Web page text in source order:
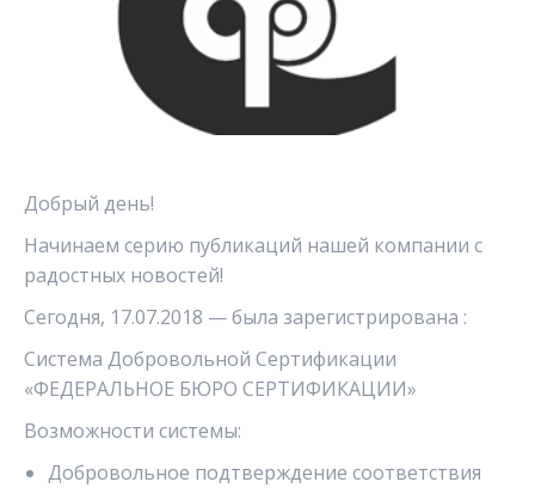
Добрый день!
Начинаем серию публикаций нашей компании с
радостных новостей!
Сегодня, 17.07.2018 — была зарегистрирована :
Система Добровольной Сертификации
«ФЕДЕРАЛЬНОЕ БЮРО СЕРТИФИКАЦИИ»
Возможности системы:
Добровольное подтверждение соответствия